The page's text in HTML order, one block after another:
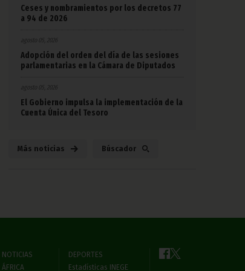
Ceses y nombramientos por los decretos 77
a 94 de 2026
agosto 05, 2026
Adopción del orden del día de las sesiones
parlamentarias en la Cámara de Diputados
agosto 05, 2026
El Gobierno impulsa la implementación de la
Cuenta Única del Tesoro
Más noticias Búscador
NOTICIAS
ÁFRICA
DEPORTES
Estadísticas INEGE